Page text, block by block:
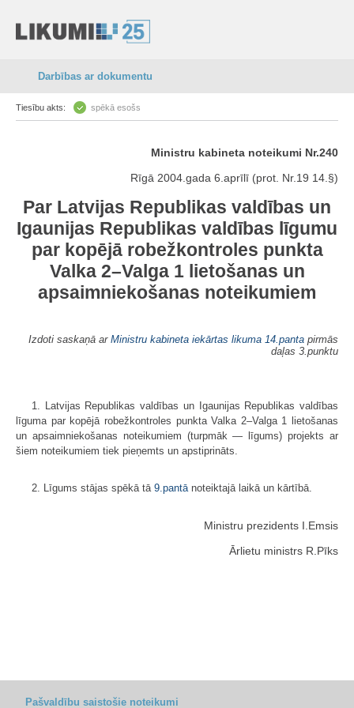
Darbības ar dokumentu
Tiesību akts: spēkā esošs
Ministru kabineta noteikumi Nr.240
Rīgā 2004.gada 6.aprīlī (prot. Nr.19 14.§)
Par Latvijas Republikas valdības un
Igaunijas Republikas valdības līgumu
par kopējā robežkontroles punkta
Valka 2–Valga 1 lietošanas un
apsaimniekošanas noteikumiem
Izdoti saskaņā ar Ministru kabineta iekārtas likuma 14.panta pirmās
daļas 3.punktu
1. Latvijas Republikas valdības un Igaunijas Republikas valdības
līguma par kopējā robežkontroles punkta Valka 2–Valga 1 lietošanas
un apsaimniekošanas noteikumiem (turpmāk — līgums) projekts ar
šiem noteikumiem tiek pieņemts un apstiprināts.
2. Līgums stājas spēkā tā 9.pantā noteiktajā laikā un kārtībā.
Ministru prezidents I.Emsis
Ārlietu ministrs R.Pīks
Pašvaldību saistošie noteikumi